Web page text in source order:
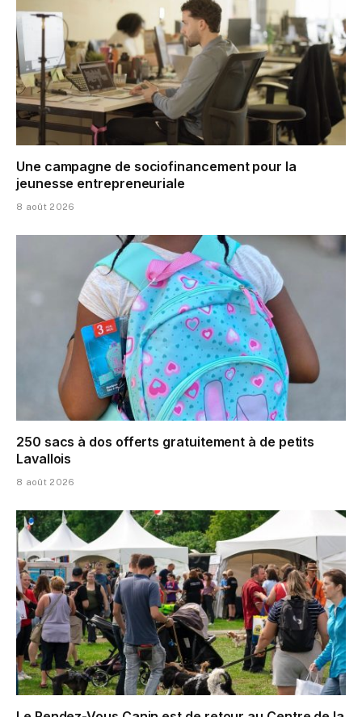
Une campagne de sociofinancement pour la
jeunesse entrepreneuriale
8 août 2026
250 sacs à dos offerts gratuitement à de petits
Lavallois
8 août 2026